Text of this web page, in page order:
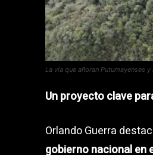
La vía que añoran Putumayenses y
Un proyecto clave
Orlando Guerra
gobierno nacional en